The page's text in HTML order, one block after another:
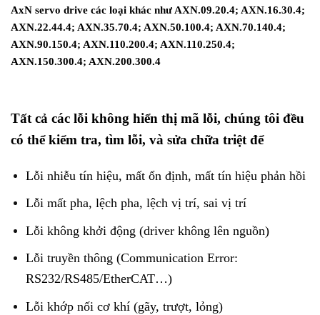
AxN servo drive các loại khác như AXN.09.20.4; AXN.16.30.4;
AXN.22.44.4; AXN.35.70.4; AXN.50.100.4; AXN.70.140.4;
AXN.90.150.4; AXN.110.200.4; AXN.110.250.4;
AXN.150.300.4; AXN.200.300.4
Tất cả các lỗi không hiển thị mã lỗi, chúng tôi đều
có thể kiểm tra, tìm lỗi, và sửa chữa triệt để
Lỗi nhiễu tín hiệu, mất ổn định, mất tín hiệu phản hồi
Lỗi mất pha, lệch pha, lệch vị trí, sai vị trí
Lỗi không khởi động (driver không lên nguồn)
Lỗi truyền thông (Communication Error:
RS232/RS485/EtherCAT…)
Lỗi khớp nối cơ khí (gãy, trượt, lỏng)